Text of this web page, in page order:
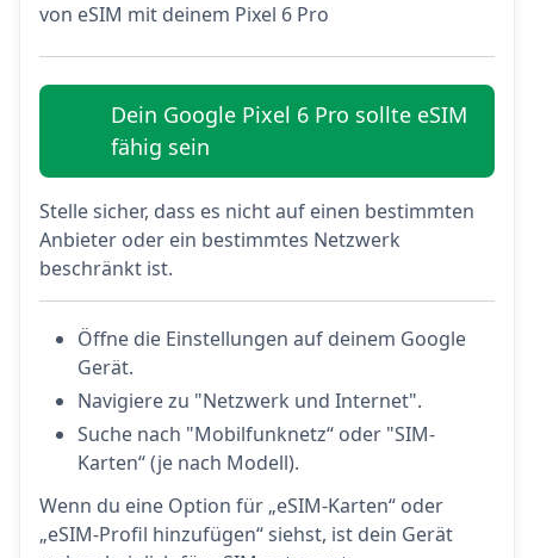
von eSIM mit deinem Pixel 6 Pro
Dein Google Pixel 6 Pro sollte eSIM
fähig sein
Stelle sicher, dass es nicht auf einen bestimmten
Anbieter oder ein bestimmtes Netzwerk
beschränkt ist.
Öffne die Einstellungen auf deinem Google
Gerät.
Navigiere zu "Netzwerk und Internet".
Suche nach "Mobilfunknetz“ oder "SIM-
Karten“ (je nach Modell).
Wenn du eine Option für „eSIM-Karten“ oder
„eSIM-Profil hinzufügen“ siehst, ist dein Gerät